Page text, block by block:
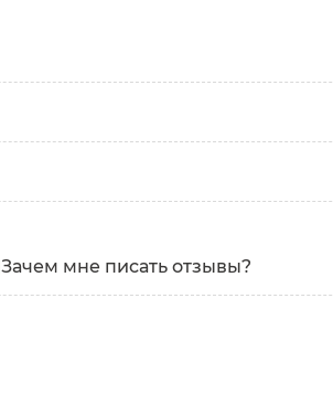
Зачем мне писать отзывы?